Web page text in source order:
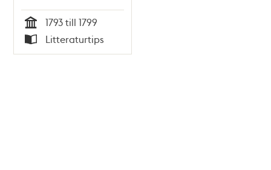
Tid
1793 till 1799
Typ
Litteraturtips